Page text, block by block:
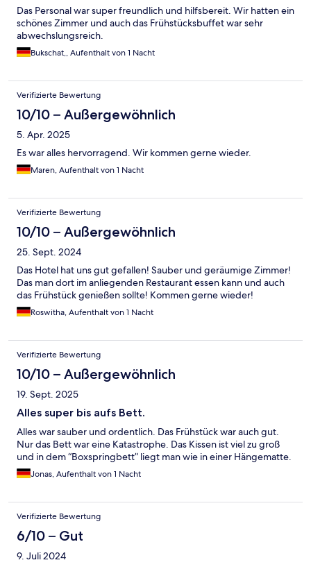
Das Personal war super freundlich und hilfsbereit. Wir hatten ein
schönes Zimmer und auch das Frühstücksbuffet war sehr
abwechslungsreich.
Bukschat,, Aufenthalt von 1 Nacht
Verifizierte Bewertung
10/10 – Außergewöhnlich
5. Apr. 2025
Es war alles hervorragend. Wir kommen gerne wieder.
Maren, Aufenthalt von 1 Nacht
Verifizierte Bewertung
10/10 – Außergewöhnlich
25. Sept. 2024
Das Hotel hat uns gut gefallen! Sauber und geräumige Zimmer!
Das man dort im anliegenden Restaurant essen kann und auch
das Frühstück genießen sollte! Kommen gerne wieder!
Roswitha, Aufenthalt von 1 Nacht
Verifizierte Bewertung
10/10 – Außergewöhnlich
19. Sept. 2025
Alles super bis aufs Bett.
Alles war sauber und ordentlich. Das Frühstück war auch gut.
Nur das Bett war eine Katastrophe. Das Kissen ist viel zu groß
und in dem “Boxspringbett” liegt man wie in einer Hängematte.
Jonas, Aufenthalt von 1 Nacht
Verifizierte Bewertung
6/10 – Gut
9. Juli 2024